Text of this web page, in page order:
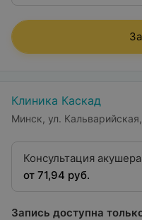
Клиника Каскад
Минск, ул.
Консультация
кандидата
от 71,94 руб.
Запись доступна